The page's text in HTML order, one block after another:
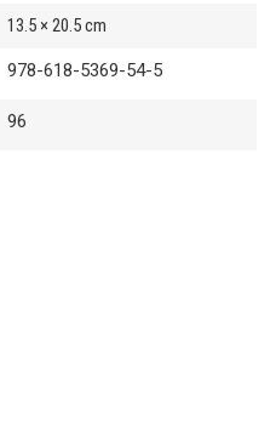
13.5 × 20.5 cm
978-618-5369-54-5
96